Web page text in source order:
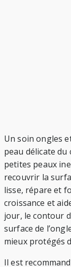
Un soin ongles
peau délicate
petites peaux
recouvrir la
lisse, répare et
croissance et
jour, le contour
surface de
mieux protégés
Il est